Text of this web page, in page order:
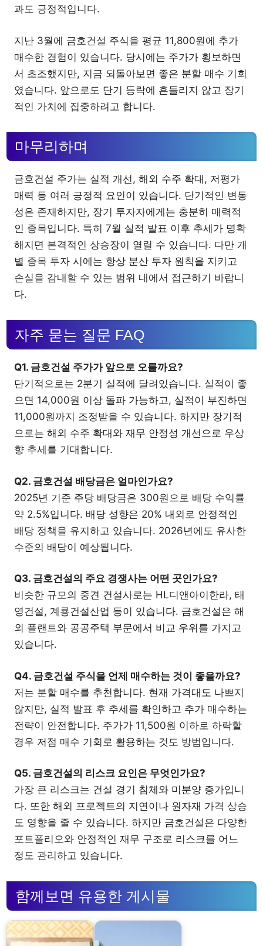
과도 긍정적입니다.
지난 3월에 금호건설 주식을 평균 11,800원에 추가
매수한 경험이 있습니다. 당시에는 주가가 횡보하면
서 초조했지만, 지금 되돌아보면 좋은 분할 매수 기회
였습니다. 앞으로도 단기 등락에 흔들리지 않고 장기
적인 가치에 집중하려고 합니다.
마무리하며
금호건설 주가는 실적 개선, 해외 수주 확대, 저평가
매력 등 여러 긍정적 요인이 있습니다. 단기적인 변동
성은 존재하지만, 장기 투자자에게는 충분히 매력적
인 종목입니다. 특히 7월 실적 발표 이후 추세가 명확
해지면 본격적인 상승장이 열릴 수 있습니다. 다만 개
별 종목 투자 시에는 항상 분산 투자 원칙을 지키고
손실을 감내할 수 있는 범위 내에서 접근하기 바랍니
다.
자주 묻는 질문 FAQ
Q1. 금호건설 주가가 앞으로 오를까요?
단기적으로는 2분기 실적에 달려있습니다. 실적이 좋
으면 14,000원 이상 돌파 가능하고, 실적이 부진하면
11,000원까지 조정받을 수 있습니다. 하지만 장기적
으로는 해외 수주 확대와 재무 안정성 개선으로 우상
향 추세를 기대합니다.
Q2. 금호건설 배당금은 얼마인가요?
2025년 기준 주당 배당금은 300원으로 배당 수익률
약 2.5%입니다. 배당 성향은 20% 내외로 안정적인
배당 정책을 유지하고 있습니다. 2026년에도 유사한
수준의 배당이 예상됩니다.
Q3. 금호건설의 주요 경쟁사는 어떤 곳인가요?
비슷한 규모의 중견 건설사로는 HL디앤아이한라, 태
영건설, 계룡건설산업 등이 있습니다. 금호건설은 해
외 플랜트와 공공주택 부문에서 비교 우위를 가지고
있습니다.
Q4. 금호건설 주식을 언제 매수하는 것이 좋을까요?
저는 분할 매수를 추천합니다. 현재 가격대도 나쁘지
않지만, 실적 발표 후 추세를 확인하고 추가 매수하는
전략이 안전합니다. 주가가 11,500원 이하로 하락할
경우 저점 매수 기회로 활용하는 것도 방법입니다.
Q5. 금호건설의 리스크 요인은 무엇인가요?
가장 큰 리스크는 건설 경기 침체와 미분양 증가입니
다. 또한 해외 프로젝트의 지연이나 원자재 가격 상승
도 영향을 줄 수 있습니다. 하지만 금호건설은 다양한
포트폴리오와 안정적인 재무 구조로 리스크를 어느
정도 관리하고 있습니다.
함께보면 유용한 게시물